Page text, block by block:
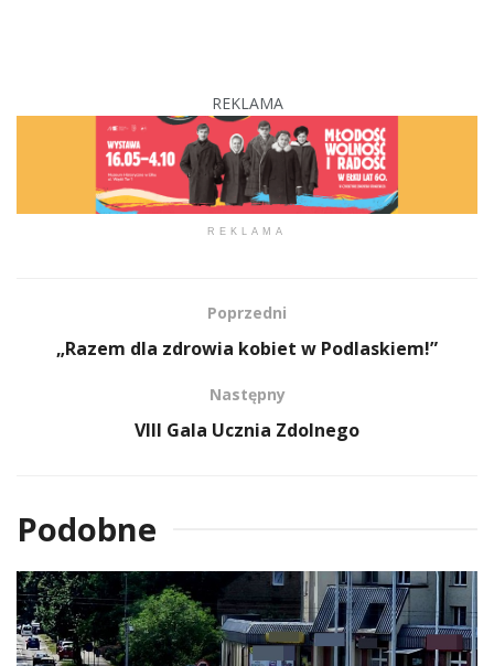
REKLAMA
REKLAMA
Poprzedni
„Razem dla zdrowia kobiet w Podlaskiem!”
Następny
VIII Gala Ucznia Zdolnego
Podobne